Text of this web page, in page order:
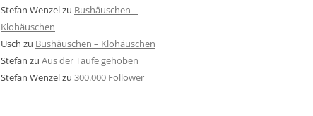
Stefan Wenzelzu Bushäuschen –
Klohäuschen
Usch zu Bushäuschen – Klohäuschen
Stefan zu Aus der Taufe gehoben
Stefan Wenzelzu 300.000 Follower